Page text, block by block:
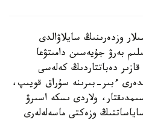
وزدەرىنىڭ سايلاۋالدى
بەرۋ جۇيەسىن دامىتۋعا
دەباتتاردىڭ كەلەسى
ءبىر-بىرىنە سۇراق قويىپ،
ولاردى ىسكە اسىرۋ
وزەكتى ماسەلەلەرى